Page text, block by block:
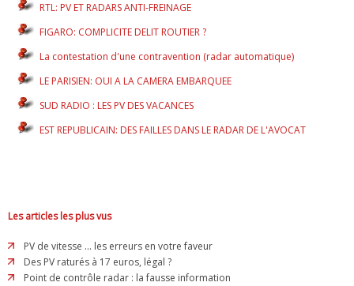
RTL: PV ET RADARS ANTI-FREINAGE
FIGARO: COMPLICITE DELIT ROUTIER ?
La contestation d'une contravention (radar automatique)
LE PARISIEN: OUI A LA CAMERA EMBARQUEE
SUD RADIO : LES PV DES VACANCES
EST REPUBLICAIN: DES FAILLES DANS LE RADAR DE L'AVOCAT
Les articles les plus vus
PV de vitesse ... les erreurs en votre faveur
Des PV raturés à 17 euros, légal ?
Point de contrôle radar : la fausse information